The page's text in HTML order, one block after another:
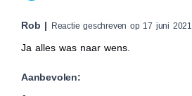
Rob | Reactie geschreven op 17 juni 2021
Ja alles was naar wens.
Aanbevolen: